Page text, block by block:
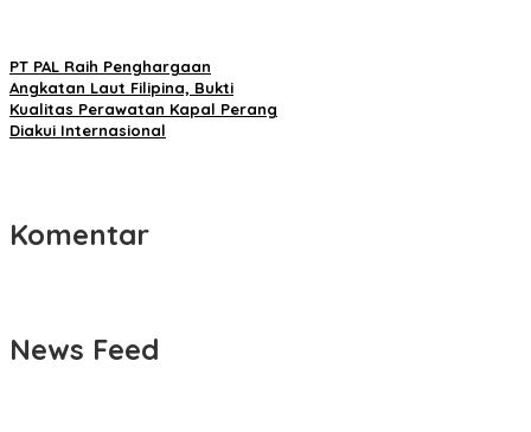
PT PAL Raih Penghargaan
Angkatan Laut Filipina, Bukti
Kualitas Perawatan Kapal Perang
Diakui Internasional
Komentar
News Feed